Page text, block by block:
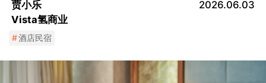
贾小乐
Vista氢商业
2026.06.03
#酒店民宿